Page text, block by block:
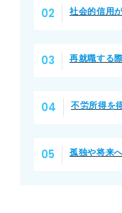
社会的信用
再就職する
不労所得を
孤独や将来